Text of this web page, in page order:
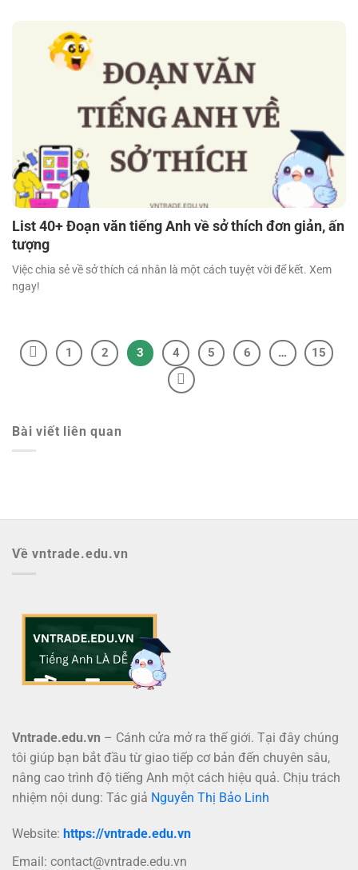
List 40+ Đoạn văn tiếng Anh về sở thích đơn giản, ấn
tượng
Việc chia sẻ về sở thích cá nhân là một cách tuyệt vời để kết. Xem
ngay!
1 2 3 4 5 6 … 15
Bài viết liên quan
Về vntrade.edu.vn
Vntrade.edu.vn – Cánh cửa mở ra thế giới. Tại đây chúng
tôi giúp bạn bắt đầu từ giao tiếp cơ bản đến chuyên sâu,
nâng cao trình độ tiếng Anh một cách hiệu quả. Chịu trách
nhiệm nội dung: Tác giả Nguyễn Thị Bảo Linh
Website: https://vntrade.edu.vn
Email: contact@vntrade.edu.vn